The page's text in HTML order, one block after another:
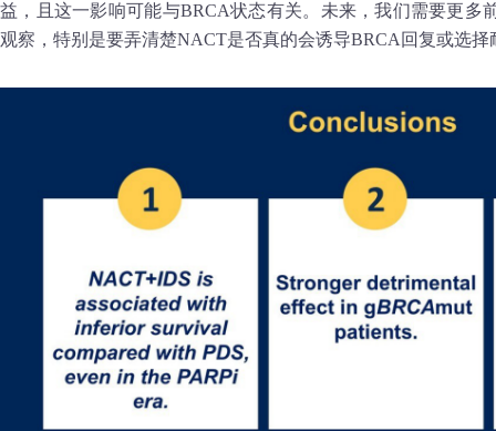
益，且这一影响可能与BRCA状态有关。未来，我们需要更多
观察，特别是要弄清楚NACT是否真的会诱导BRCA回复或选择